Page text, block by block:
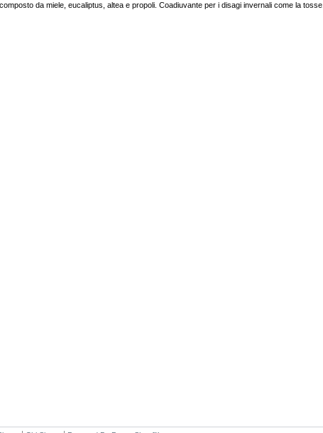
da miele, eucaliptus, altea e propoli. Coadiuvante per i disagi invernali come la tosse.